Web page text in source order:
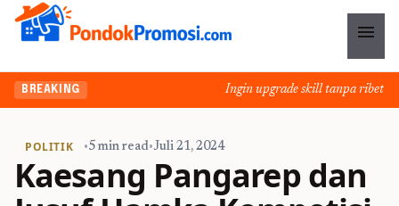
menu
BREAKING Ingin upgrade skill tanpa ribet?
POLITIK •5 min read•Juli 21, 2024
Kaesang Pangarep dan